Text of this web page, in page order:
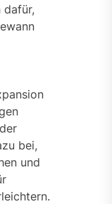
bei,
und